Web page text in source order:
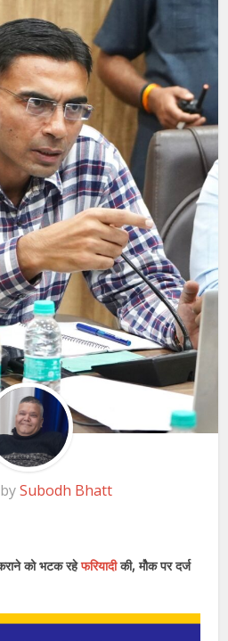
Subodh Bhatt
कराने को भटक रहेफरियादीकी, मौेक पर दर्ज